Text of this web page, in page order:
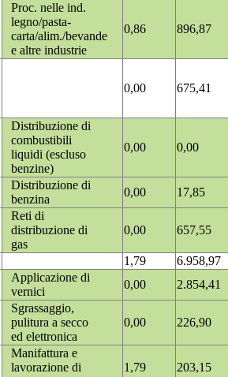
Proc. nelle ind.
legno/pasta-
carta/alim./bevande
e altre industrie
0,86 896,87
0,00 675,41
Distribuzione di
combustibili
liquidi (escluso
benzine)
0,00 0,00
Distribuzione di
benzina
0,00
17,85
Reti di
distribuzione di
gas
0,00 657,55
1,79
6.958,97
Applicazione di
vernici
0,00
2.854,41
Sgrassaggio,
pulitura a secco
ed elettronica
0,00 226,90
Manifattura e
lavorazione di
1,79 203,15